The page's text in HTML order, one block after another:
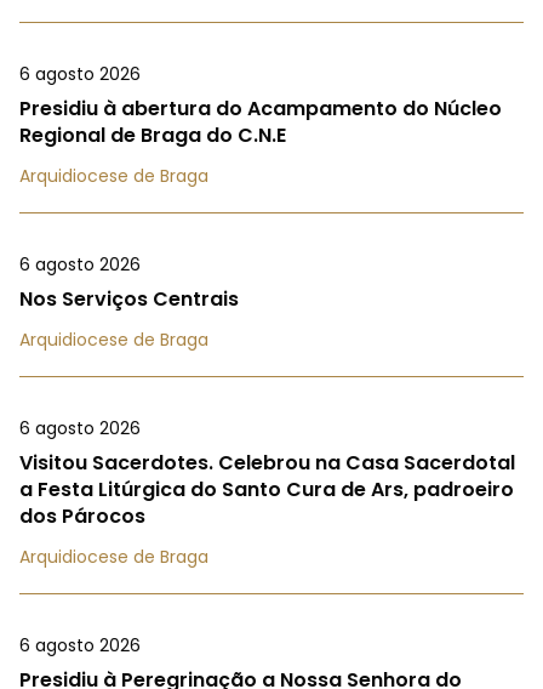
6 agosto 2026
Presidiu à abertura do Acampamento do Núcleo
Regional de Braga do C.N.E
Arquidiocese de Braga
6 agosto 2026
Nos Serviços Centrais
Arquidiocese de Braga
6 agosto 2026
Visitou Sacerdotes. Celebrou na Casa Sacerdotal
a Festa Litúrgica do Santo Cura de Ars, padroeiro
dos Párocos
Arquidiocese de Braga
6 agosto 2026
Presidiu à Peregrinação a Nossa Senhora do